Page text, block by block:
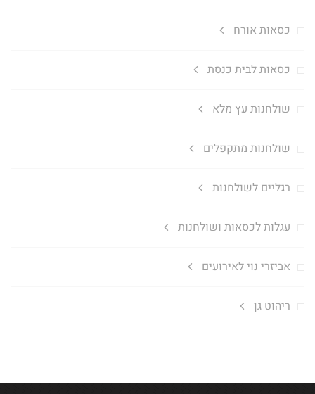
כסאות אורח
כסאות לבית כנסת
שולחנות עץ מלא
שולחנות מתקפלים
רגליים לשולחנות
עגלות לכסאות ושולחנות
אביזרי נוי לאירועים
ריהוט גן